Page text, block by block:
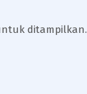
ditampilkan.